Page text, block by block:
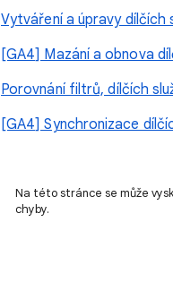
Vytváření a úpravy dílčích
[GA4] Mazání a obnova
Porovnání filtrů, dílčích
[GA4] Synchronizace
Na této stránce se může
chyby.